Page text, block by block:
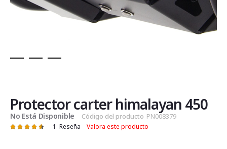
de
la
galería
de
Protector carter himalayan 450
No Está Disponible Código del producto PN008379
Valoración: 1 Reseña Valora este producto